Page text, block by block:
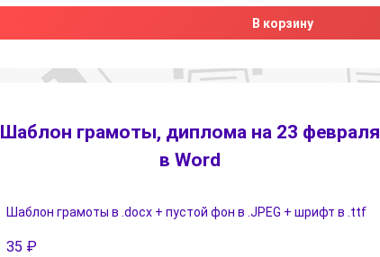
В корзину
Шаблон грамоты, диплома на 23 февраля
в Word
Шаблон грамоты в .docx + пустой фон в .JPEG + шрифт в .ttf
35 ₽